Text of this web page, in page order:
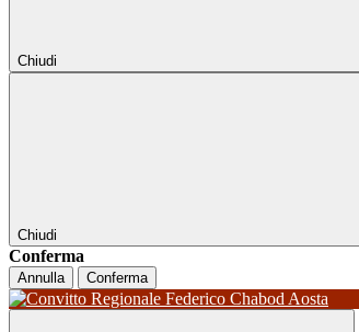
Chiudi
Chiudi
Conferma
Annulla Conferma